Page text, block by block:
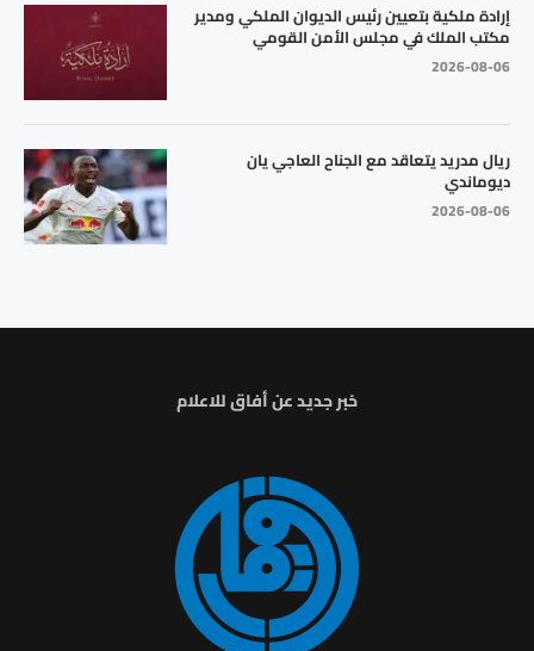
إرادة ملكية بتعيين رئيس الديوان الملكي ومدير
مكتب الملك في مجلس الأمن القومي
2026-08-06
ريال مدريد يتعاقد مع الجناح العاجي يان
ديوماندي
2026-08-06
خبر جديد عن أفاق للاعلام